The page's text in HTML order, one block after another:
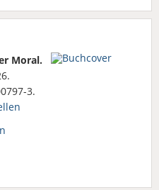
Moral.
3.